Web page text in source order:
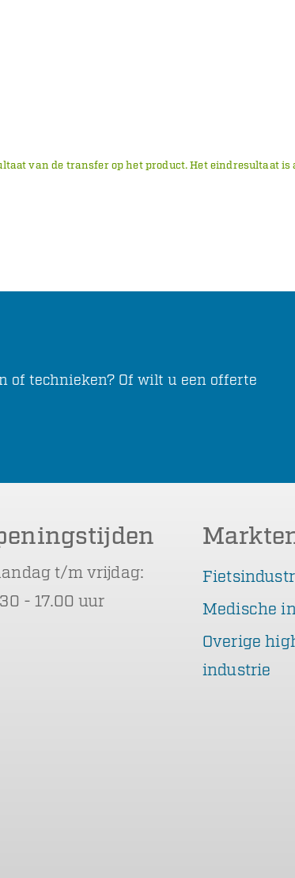
van de transfer op het product. Het eindresultaat
of technieken? Of wilt u een offerte
t/m vrijdag:
- 17.00 uur
Medische
Overige
industrie